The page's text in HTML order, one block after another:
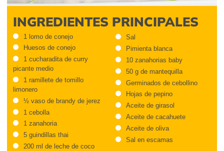
INGREDIENTES PRINCIPALES
1 lomo de conejo
Huesos de conejo
1 cucharadita de curry
picante medio
1 ramillete de tomillo
limonero
½ vaso de brandy de jerez
1 cebolla
1 zanahoria
5 guindillas thai
200 ml de leche de coco
Sal
Pimienta blanca
10 zanahorias baby
50 g de mantequilla
Germinados de cebollino
Hojas de pepino
Aceite de girasol
Aceite de cacahuete
Aceite de oliva
Sal en escamas